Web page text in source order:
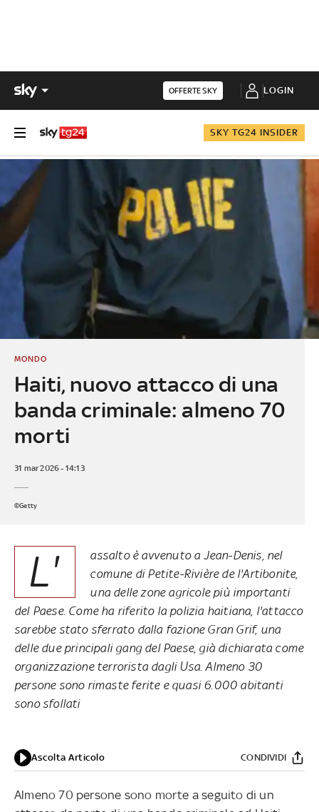
OFFERTE SKY LOGIN
SKY TG24 INSIDER
Haiti, nuovo attacco di una
banda criminale: almeno 70
morti
MONDO
31 mar 2026 - 14:13
©Getty
L'
assalto è avvenuto a Jean-Denis, nel
comune di Petite-Rivière de l'Artibonite,
una delle zone agricole più importanti
del Paese. Come ha riferito la polizia haitiana, l'attacco
sarebbe stato sferrato dalla fazione Gran Grif, una
delle due principali gang del Paese, già dichiarata come
organizzazione terrorista dagli Usa. Almeno 30
persone sono rimaste ferite e quasi 6.000 abitanti
sono sfollati
Ascolta Articolo CONDIVIDI
Almeno 70 persone sono morte a seguito di un